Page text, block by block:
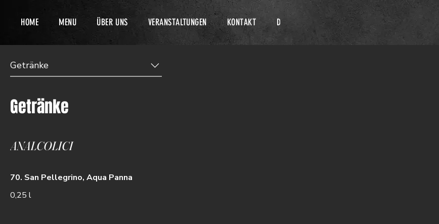
HOME MENU ÜBER UNS VERANSTALTUNGEN KONTAKT DATENSCHUTZ
Getränke
Getränke
ANALCOLICI
70. San Pellegrino, Aqua Panna
0,25 l